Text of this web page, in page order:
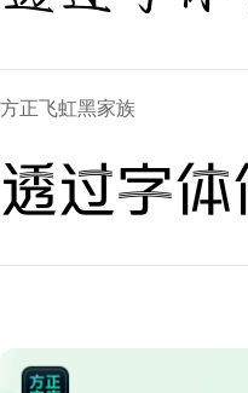
方正飞虹黑家族
透过字